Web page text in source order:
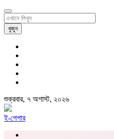
খুজুন
শুক্রবার, ৭ অগাস্ট, ২০২৬
ই-পেপার